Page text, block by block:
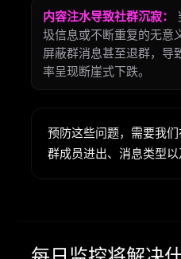
内容注水导致社群沉寂：
圾信息或不断重复的无意
屏蔽群消息甚至退群，导
率呈现断崖式下跌。
预防这些问题，需要我
群成员进出、消息类型以